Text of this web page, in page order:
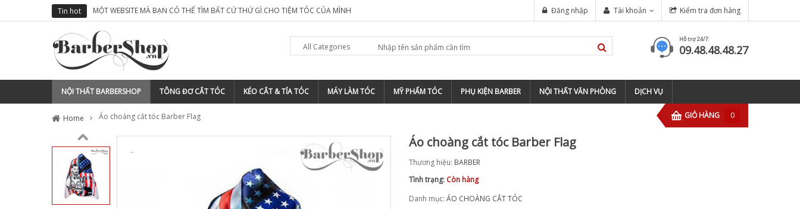
Tin hot TẠI SAO NÊN ĐĂNG KÝ THƯƠNG HIỆU CHO BARBERSHOP TIỆM TÓC ? TOP 5 ĐỊA CHỈ ĐÀO TẠO BARBER CHUYÊN NGHIỆP TẠI TP HỒ CHÍ MINH tông đơ wahl magic clip
Kiểm tra đơn hàng
Tài khoản
Đăng nhập
All Categories
Hỗ trợ 24/7:
09.48.48.48.27
NỘI THẤT BARBERSHOP TÔNG ĐƠ CẮT TÓC KÉO CẮT & TỈA TÓC MÁY LÀM TÓC MỸ PHẨM TÓC PHỤ KIỆN BARBER NỘI THẤT VĂN PHÒNG DỊCH VỤ
GIỎ HÀNG 0
Home Áo choàng cắt tóc Barber Flag
Áo choàng cắt tóc Barber Flag
Thương hiệu: BARBER
Tình trạng: Còn hàng
Danh mục: ÁO CHOÀNG CẮT TÓC